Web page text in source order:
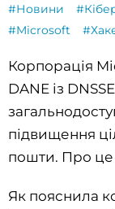
#Новини
#Microsoft
Корпорація
DANE із
підвищення
пошти. Про це
Як пояснила